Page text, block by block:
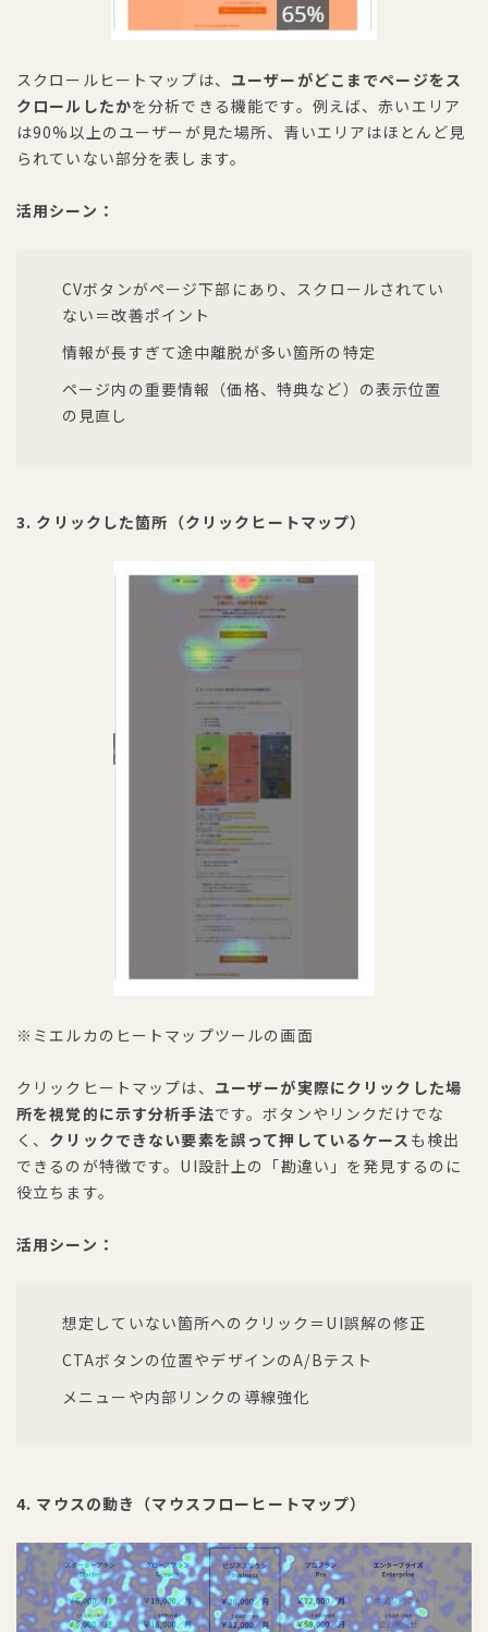
スクロールヒートマップは、 ユーザーがどこまでページをス
クロールしたかを分析できる機能です。例えば、赤いエリア
は90%以上のユーザーが見た場所、青いエリアはほとんど見
られていない部分を表します。
活用シーン：
CVボタンがページ下部にあり、スクロールされてい
ない＝改善ポイント
情報が長すぎて途中離脱が多い箇所の特定
ページ内の重要情報（価格、特典など）の表示位置
の見直し
3. クリックした箇所（クリックヒートマップ）
※ミエルカのヒートマップツールの画面
クリックヒートマップは、 ユーザーが実際にクリックした場
所を視覚的に示す分析手法です。ボタンやリンクだけでな
く、 クリックできない要素を誤って押しているケース も検出
できるのが特徴です。UI設計上の「勘違い」を発見するのに
役立ちます。
活用シーン：
想定していない箇所へのクリック＝UI誤解の修正
CTAボタンの位置やデザインのA/Bテスト
メニューや内部リンクの導線強化
4. マウスの動き（マウスフローヒートマップ）